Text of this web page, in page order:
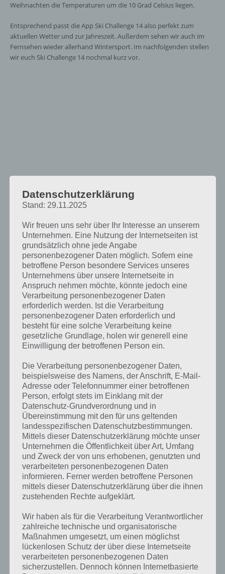
Weihnachten die Temperaturen um die 10 Grad Celsius liegen.
Entsprechend passt die App Ski Challenge 14 also perfekt zum
aktuellen Wetter und zur Jahreszeit. Außerdem sehen wir auch im
Fernsehen wieder allerhand Wintersport. Im nachfolgenden stellen
wir euch Ski Challenge 14 nochmal kurz vor.
Wintersport Athmosphäre für dein
Smartphone und Tablet
Ski Challenge 14 – (c) Greentube
Mit der App
Ski Challenge
14 bekommt
Wintersport
Athmosphäre
auf euer
mobiles Gerät.
Warum echt?
sieben bekannte Orte bereit hält: Beaver Creek, Gröden, Bormio,
Wengen, Kitzbühel, Garmisch-Partenkirchen und Sochi.
An offiziellen Rennwochenenden gibt es dann sogar die Ergebnisse
direkt in der App. Weiterhin positiv ist die Finanzierung der App. So
sind die In App Käufe nicht erforderlich. Durch regelmäßiges Spielen
kann man sich auch die Bonus Strecke für Super-G freischalten.
Datenschutzerklärung
Stand: 29.11.2025
Wir freuen uns sehr über Ihr Interesse an unserem
Unternehmen. Eine Nutzung der Internetseiten ist
grundsätzlich ohne jede Angabe
personenbezogener Daten möglich. Sofern eine
betroffene Person besondere Services unseres
Unternehmens über unsere Internetseite in
Anspruch nehmen möchte, könnte jedoch eine
Verarbeitung personenbezogener Daten
erforderlich werden. Ist die Verarbeitung
personenbezogener Daten erforderlich und
besteht für eine solche Verarbeitung keine
gesetzliche Grundlage, holen wir generell eine
Einwilligung der betroffenen Person ein.
Die Verarbeitung personenbezogener Daten,
beispielsweise des Namens, der Anschrift, E-Mail-
Adresse oder Telefonnummer einer betroffenen
Person, erfolgt stets im Einklang mit der
Datenschutz-Grundverordnung und in
Übereinstimmung mit den für uns geltenden
landesspezifischen Datenschutzbestimmungen.
Mittels dieser Datenschutzerklärung möchte unser
Unternehmen die Öffentlichkeit über Art, Umfang
und Zweck der von uns erhobenen, genutzten und
verarbeiteten personenbezogenen Daten
informieren. Ferner werden betroffene Personen
mittels dieser Datenschutzerklärung über die ihnen
zustehenden Rechte aufgeklärt.
Wir haben als für die Verarbeitung Verantwortlicher
zahlreiche technische und organisatorische
Maßnahmen umgesetzt, um einen möglichst
lückenlosen Schutz der über diese Internetseite
verarbeiteten personenbezogenen Daten
sicherzustellen. Dennoch können Internetbasierte